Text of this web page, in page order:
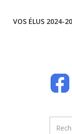
VOS ÉLUS 2024-